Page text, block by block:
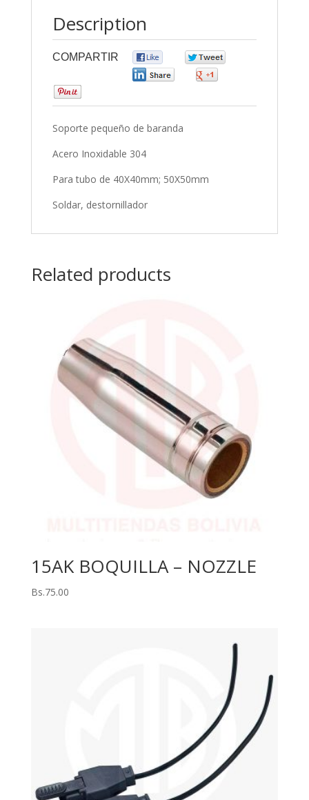
Description
COMPARTIR
Soporte pequeño de baranda
Acero Inoxidable 304
Para tubo de 40X40mm; 50X50mm
Soldar, destornillador
Related products
15AK BOQUILLA – NOZZLE
Bs.75.00